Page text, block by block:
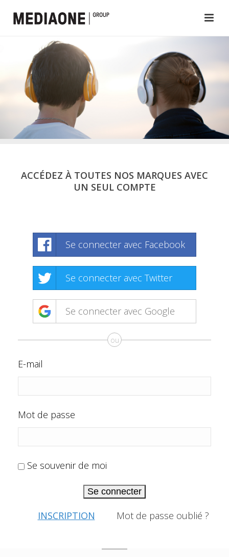
ACCÉDEZ À TOUTES NOS MARQUES AVEC
UN SEUL COMPTE
Se connecter avec Facebook
Se connecter avec Twitter
Se connecter avec Google
ou
E-mail
Mot de passe
Se souvenir de moi
Se connecter
INSCRIPTION Mot de passe oublié ?